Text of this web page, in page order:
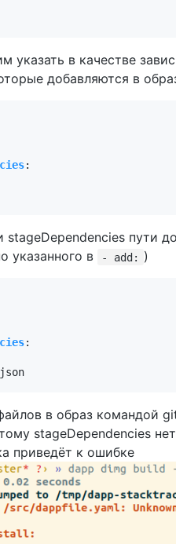
указать в качестве
добавляются в
:
stageDependencies пути
указанного в
- add: )
:
в образ командой
stageDependencies
приведёт к ошибке